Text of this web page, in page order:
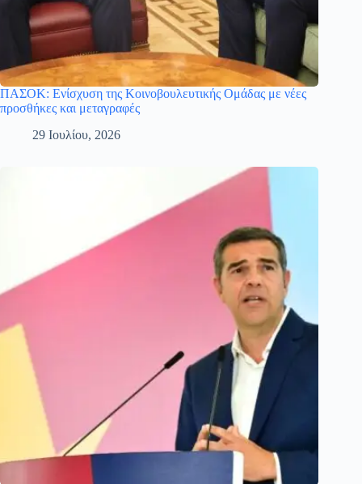
ΠΑΣΟΚ: Ενίσχυση της Κοινοβουλευτικής Ομάδας με νέες
προσθήκες και μεταγραφές
29 Ιουλίου, 2026